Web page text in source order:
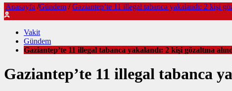
Anasayfa /Gündem / Gaziantep’te 11 illegal tabanca yakalandı: 2 kişi
Vakit
Gündem
Gaziantep’te 11 illegal tabanca yakalandı: 2 kişi gözaltına
Gaziantep’te 11 illegal tabanca